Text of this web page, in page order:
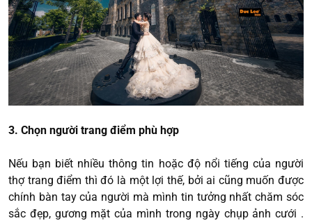
3. Chọn người trang điểm phù hợp
Nếu bạn biết nhiều thông tin hoặc độ nổi tiếng của người
thợ trang điểm thì đó là một lợi thế, bởi ai cũng muốn được
chính bàn tay của người mà mình tin tưởng nhất chăm sóc
sắc đẹp, gương mặt của mình trong ngày chụp ảnh cưới .